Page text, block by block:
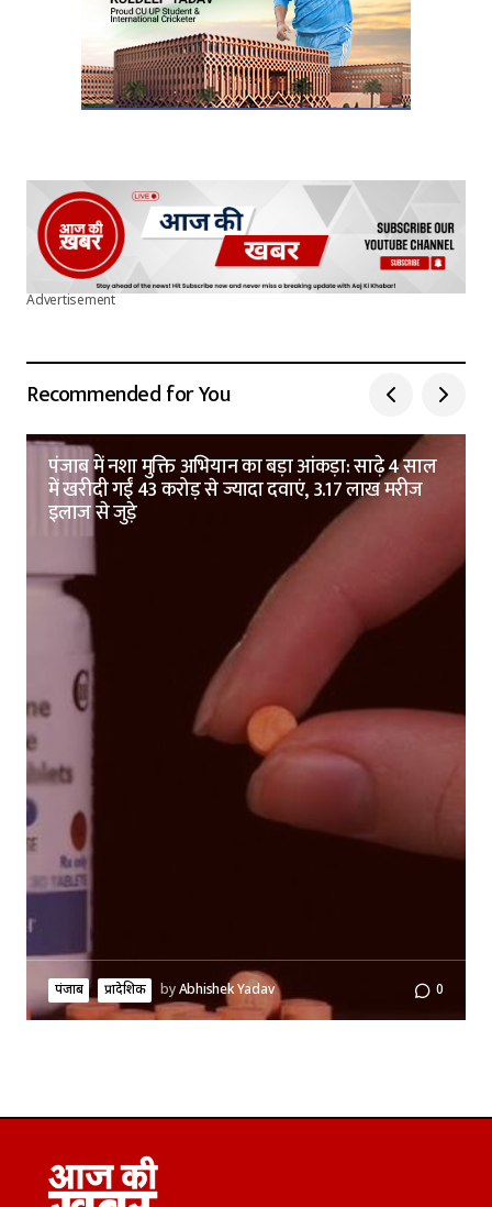
Advertisement
Recommended for You
पंजाब में नशा मुक्ति अभियान का बड़ा आंकड़ा: साढ़े 4 साल
में खरीदी गईं 43 करोड़ से ज्यादा दवाएं, 3.17 लाख मरीज
इलाज से जुड़े
पंजाब प्रादेशिक byAbhishek Yadav 0